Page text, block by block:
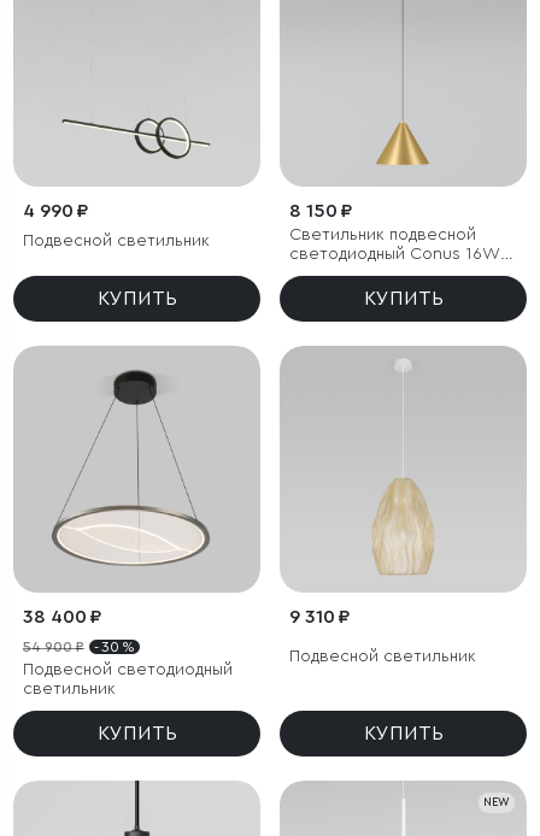
4 990 ₽
Подвесной светильник
КУПИТЬ
8 150 ₽
Светильник подвесной
светодиодный Conus 16W
3000K золотой
КУПИТЬ
38 400 ₽
54 900 ₽ - 30 %
Подвесной светодиодный
светильник
КУПИТЬ
9 310 ₽
Подвесной светильник
КУПИТЬ
NEW